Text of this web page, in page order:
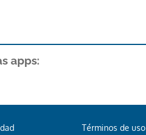
apps:
Términos de uso